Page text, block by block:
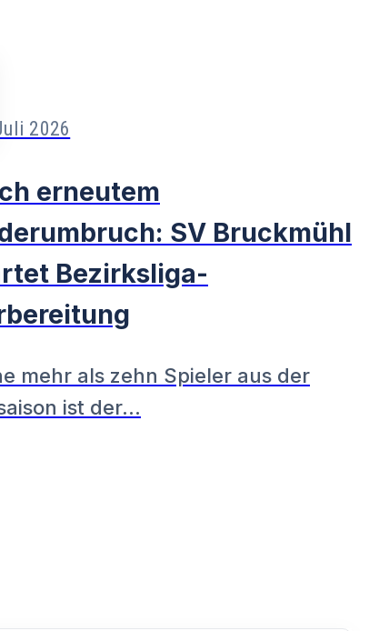
2026
erneutem
SV Bruckmühl
Bezirksliga-
mehr als zehn Spieler aus der
ist der…